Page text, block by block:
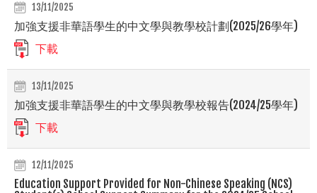
13/11/2025
加強支援非華語學生的中文學與教學校計劃(2025/26學年)
下載
13/11/2025
加強支援非華語學生的中文學與教學校報告(2024/25學年)
下載
12/11/2025
Education Support Provided for Non-Chinese Speaking (NCS)